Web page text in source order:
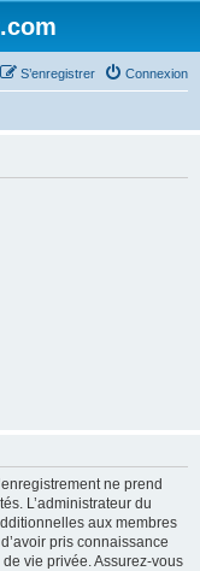
Connexion
S’enregistrer
ne prend
L’administrateur du
aux membres
pris connaissance
vie privée. Assurez-vous